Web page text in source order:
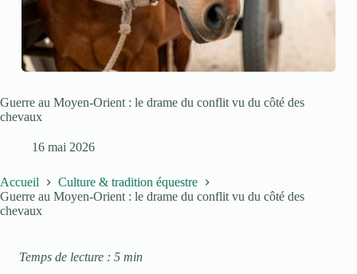
Guerre au Moyen-Orient : le drame du conflit vu du côté des
chevaux
16 mai 2026
Accueil
Culture & tradition équestre
Guerre au Moyen-Orient : le drame du conflit vu du côté des
chevaux
Temps de lecture : 5 min